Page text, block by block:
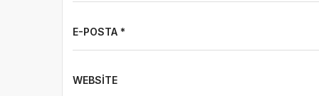
E-POSTA *
WEBSITE